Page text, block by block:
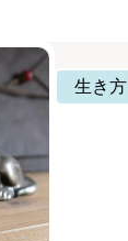
生き方